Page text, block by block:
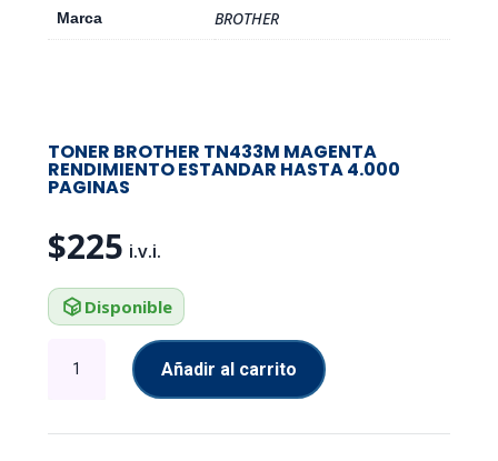
Marca BROTHER
TONER BROTHER TN433M MAGENTA
RENDIMIENTO ESTANDAR HASTA 4.000
PAGINAS
$225
Disponible
BROTHER
Añadir al carrito